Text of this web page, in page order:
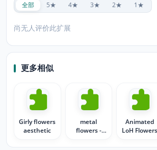
全部 5★ 4★ 3★ 2★ 1★
尚无人评价此扩展
更多相似
Girly flowers
aesthetic
metal
flowers -
Animated
LoH Flowers